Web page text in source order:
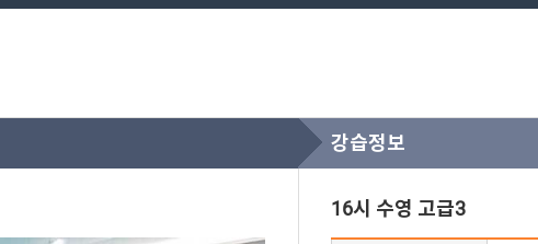
강습정보
16시 수영 고급3